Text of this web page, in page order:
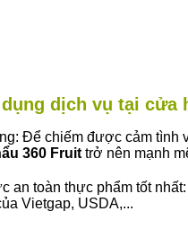
dịch vụ tại cửa
Để chiếm được cảm tình
360 Fruit trở nên mạnh
an toàn thực phẩm tốt
Vietgap, USDA,...